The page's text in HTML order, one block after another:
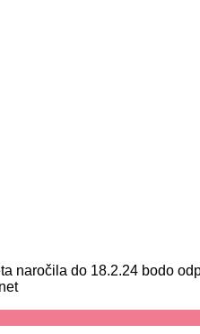
naročila do 18.2.24 bodo